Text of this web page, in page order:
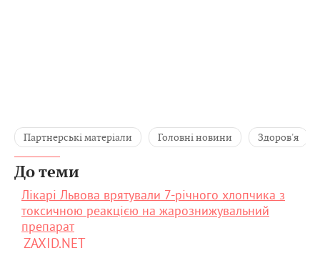
Партнерські матеріали Головні новини Здоров'я
До теми
Лікарі Львова врятували 7-річного хлопчика з
токсичною реакцією на жарознижувальний
препарат
ZAXID.NET